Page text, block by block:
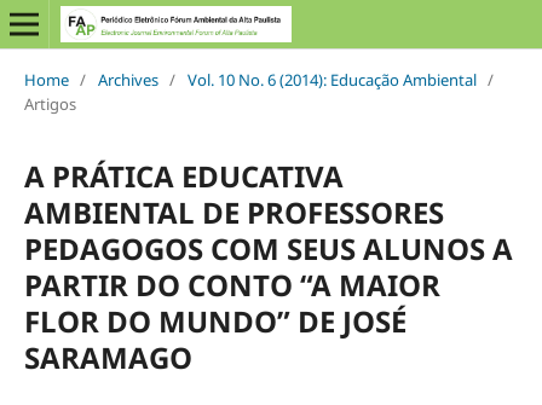
Home / Archives / Vol. 10 No. 6 (2014): Educação Ambiental /
Artigos
A PRÁTICA EDUCATIVA
AMBIENTAL DE PROFESSORES
PEDAGOGOS COM SEUS ALUNOS A
PARTIR DO CONTO “A MAIOR
FLOR DO MUNDO” DE JOSÉ
SARAMAGO